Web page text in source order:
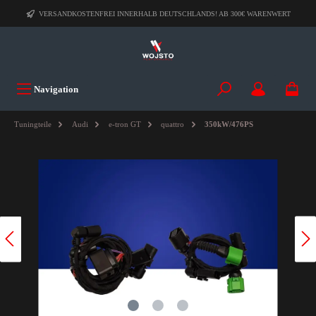
VERSANDKOSTENFREI INNERHALB DEUTSCHLANDS! AB 300€ WARENWERT
Navigation
Tuningteile Audi e-tron GT quattro 350kW/476PS